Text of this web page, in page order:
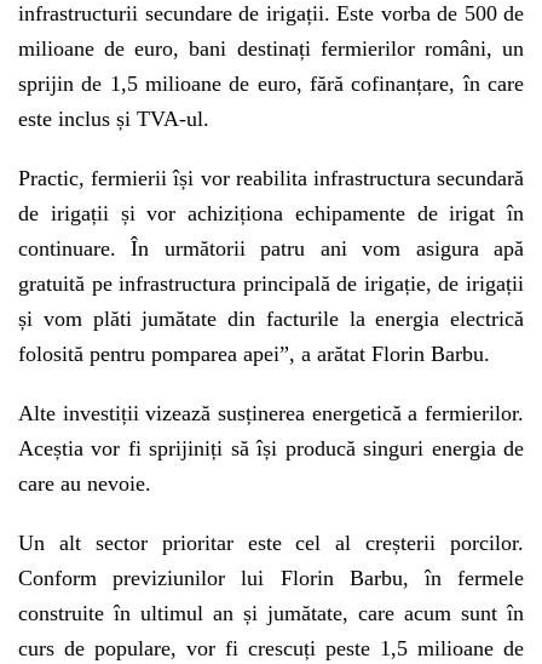
infrastructurii secundare de irigații. Este vorba de 500 de
milioane de euro, bani destinați fermierilor români, un
sprijin de 1,5 milioane de euro, fără cofinanțare, în care
este inclus și TVA-ul.
Practic, fermierii își vor reabilita infrastructura secundară
de irigații și vor achiziționa echipamente de irigat în
continuare. În următorii patru ani vom asigura apă
gratuită pe infrastructura principală de irigație, de irigații
și vom plăti jumătate din facturile la energia electrică
folosită pentru pomparea apei”, a arătat Florin Barbu.
Alte investiții vizează susținerea energetică a fermierilor.
Aceștia vor fi sprijiniți să își producă singuri energia de
care au nevoie.
Un alt sector prioritar este cel al creșterii porcilor.
Conform previziunilor lui Florin Barbu, în fermele
construite în ultimul an și jumătate, care acum sunt în
curs de populare, vor fi crescuți peste 1,5 milioane de